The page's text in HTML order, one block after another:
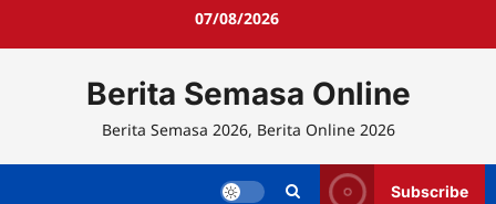
07/08/2026
Berita Semasa Online
Berita Semasa 2026, Berita Online 2026
Subscribe